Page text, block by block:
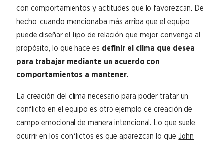
con comportamientos y actitudes que lo favorezcan. De
hecho, cuando mencionaba más arriba que el equipo
puede diseñar el tipo de relación que mejor convenga al
propósito, lo que hace es definir el clima que desea
para trabajar mediante un acuerdo con
comportamientos a mantener.
La creación del clima necesario para poder tratar un
conflicto en el equipo es otro ejemplo de creación de
campo emocional de manera intencional. Lo que suele
ocurrir en los conflictos es que aparezcan lo queJohn